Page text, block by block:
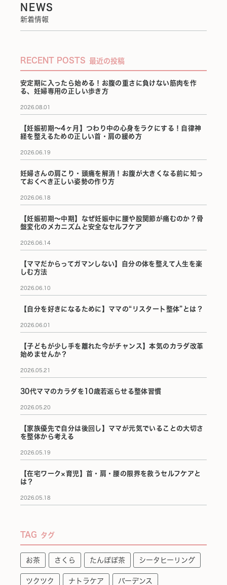
NEWS
新着情報
RECENT POSTS 最近の投稿
安定期に入ったら始める！お腹の重さに負けない筋肉を作
る、妊婦専用の正しい歩き方
2026.08.01
【妊娠初期〜4ヶ月】つわり中の心身をラクにする！自律神
経を整えるための正しい首・肩の緩め方
2026.06.19
妊婦さんの肩こり・頭痛を解消！お腹が大きくなる前に知っ
ておくべき正しい姿勢の作り方
2026.06.18
【妊娠初期〜中期】なぜ妊娠中に腰や股関節が痛むのか？骨
盤変化のメカニズムと安全なセルフケア
2026.06.14
【ママだからってガマンしない】自分の体を整えて人生を楽
しむ方法
2026.06.10
【自分を好きになるために】ママの“リスタート整体”とは？
2026.06.01
【子どもが少し手を離れた今がチャンス】本気のカラダ改革
始めませんか？
2026.05.21
30代ママのカラダを10歳若返らせる整体習慣
2026.05.20
【家族優先で自分は後回し】ママが元気でいることの大切さ
を整体から考える
2026.05.19
【在宅ワーク×育児】首・肩・腰の限界を救うセルフケアと
は？
2026.05.18
TAG タグ
お茶 さくら たんぽぽ茶 シータヒーリング
ツクツク ナトラケア バーデンス